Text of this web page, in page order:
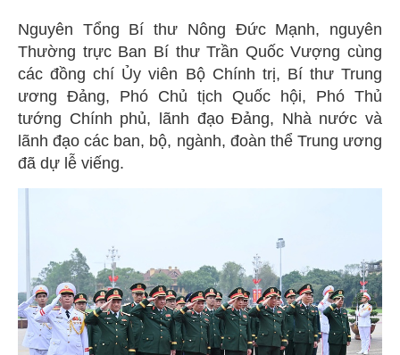
Nguyên Tổng Bí thư Nông Đức Mạnh, nguyên
Thường trực Ban Bí thư Trần Quốc Vượng cùng
các đồng chí Ủy viên Bộ Chính trị, Bí thư Trung
ương Đảng, Phó Chủ tịch Quốc hội, Phó Thủ
tướng Chính phủ, lãnh đạo Đảng, Nhà nước và
lãnh đạo các ban, bộ, ngành, đoàn thể Trung ương
đã dự lễ viếng.